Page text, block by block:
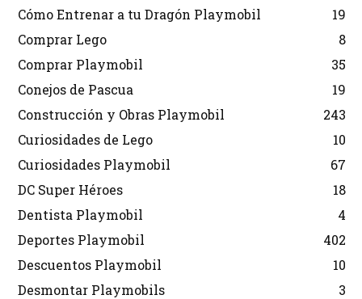
Cómo Entrenar a tu Dragón Playmobil
19
Comprar Lego
8
Comprar Playmobil
35
Conejos de Pascua
19
Construcción y Obras Playmobil
243
Curiosidades de Lego
10
Curiosidades Playmobil
67
DC Super Héroes
18
Dentista Playmobil
4
Deportes Playmobil
402
Descuentos Playmobil
10
Desmontar Playmobils
3